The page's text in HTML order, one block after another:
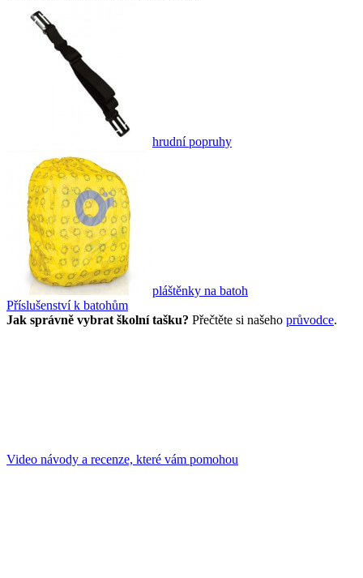
hrudní popruhy
pláštěnky na batoh
Příslušenství k batohům
Jak správně vybrat školní tašku? Přečtěte si našeho průvodce.
Video návody a recenze, které vám pomohou